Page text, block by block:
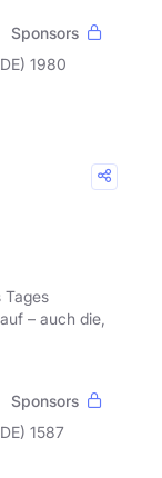
Sponsors
1980
Tages
– auch die,
Sponsors
1587